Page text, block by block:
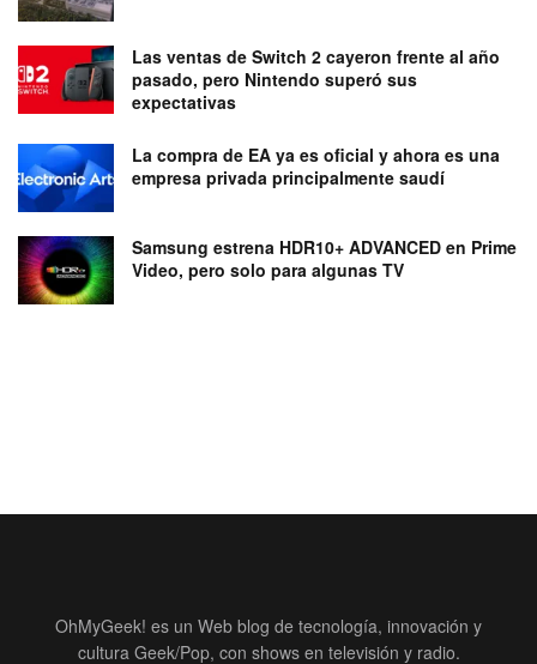
Las ventas de Switch 2 cayeron frente al año
pasado, pero Nintendo superó sus
expectativas
La compra de EA ya es oficial y ahora es una
empresa privada principalmente saudí
Samsung estrena HDR10+ ADVANCED en Prime
Video, pero solo para algunas TV
OhMyGeek! es un Web blog de tecnología, innovación y
cultura Geek/Pop, con shows en televisión y radio.